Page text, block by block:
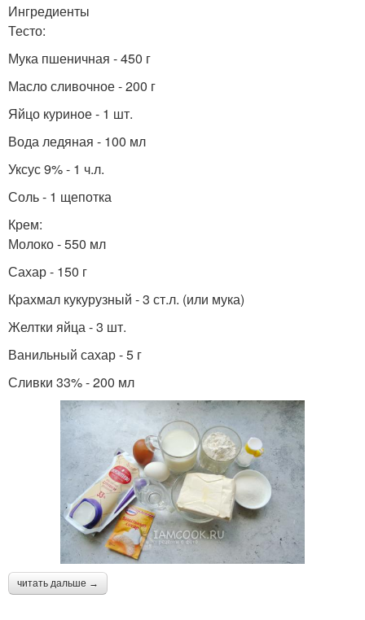
Ингредиенты
Тесто:
Мука пшеничная - 450 г
Масло сливочное - 200 г
Яйцо куриное - 1 шт.
Вода ледяная - 100 мл
Уксус 9% - 1 ч.л.
Соль - 1 щепотка
Крем:
Молоко - 550 мл
Сахар - 150 г
Крахмал кукурузный - 3 ст.л. (или мука)
Желтки яйца - 3 шт.
Ванильный сахар - 5 г
Сливки 33% - 200 мл
читать дальше →